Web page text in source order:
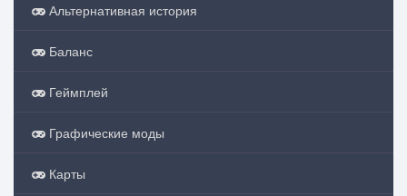
Альтернативная история
Баланс
Геймплей
Графические моды
Карты